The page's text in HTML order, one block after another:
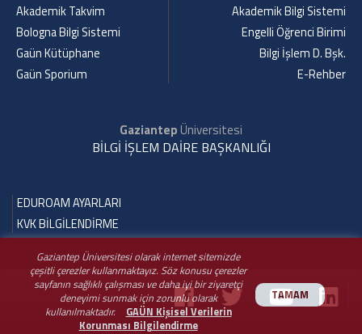
Gaziantep Üniversitesi olarak internet sitemizde
çeşitli çerezler kullanmaktayız. Söz konusu çerezler
sayfanın sağlıklı çalışması ve daha iyi bir ziyaretçi
deneyimi sunmak için zorunlu olarak
kullanılmaktadır.
GAÜN Kişisel Verilerin
Korunması Bilgilendirme
TAMAM
Akademik Takvim
Bologna Bilgi Sistemi
Gaün Kütüphane
Gaün Sporium
Akademik Bilgi Sistemi
Engelli Öğrenci Birimi
Bilgi İşlem D. Bşk.
E-Rehber
GaziantepÜniversitesi
BİLGİ İŞLEM DAİRE BAŞKANLIĞI
EDUROAM AYARLARI
KVK BİLGİLENDİRME